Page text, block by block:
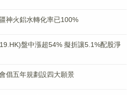
神火鋁水轉化率已100%
盤中漲超54% 擬折讓5.1%配股淨
倡五年規劃設四大願景